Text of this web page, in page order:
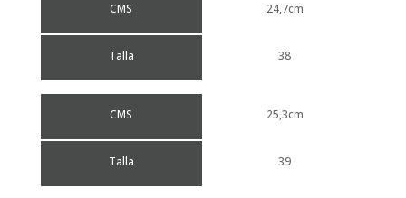
CMS
Talla
24,7cm
38
CMS
Talla
25,3cm
39